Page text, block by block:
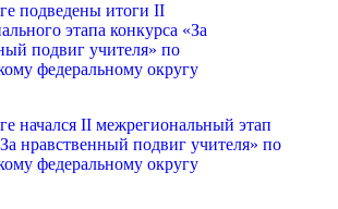
подведены итоги II
этапа конкурса «За
подвиг учителя» по
федеральному округу
начался II межрегиональный этап
нравственный подвиг учителя» по
федеральному округу